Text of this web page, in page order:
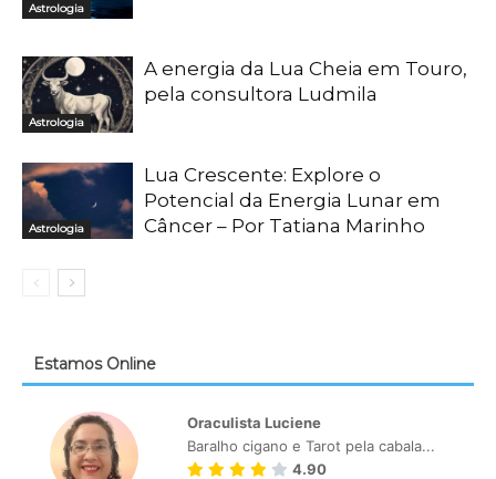
Astrologia
Astrologia
A energia da Lua Cheia em Touro,
pela consultora Ludmila
Astrologia
Lua Crescente: Explore o
Potencial da Energia Lunar em
Câncer – Por Tatiana Marinho
Estamos Online